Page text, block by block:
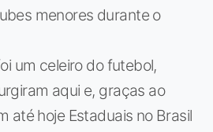
menores durante o
um celeiro do futebol,
aqui e, graças ao
até hoje Estaduais no Brasil